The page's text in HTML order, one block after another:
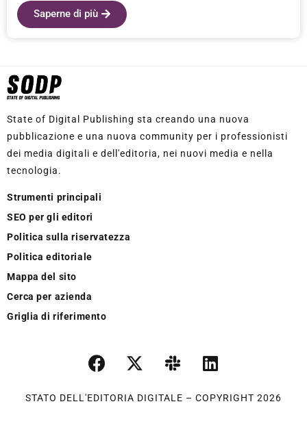
Saperne di più
State of Digital Publishing sta creando una nuova
pubblicazione e una nuova community per i professionisti
dei media digitali e dell'editoria, nei nuovi media e nella
tecnologia.
Strumenti principali
SEO per gli editori
Politica sulla riservatezza
Politica editoriale
Mappa del sito
Cerca per azienda
Griglia di riferimento
STATO DELL'EDITORIA DIGITALE – COPYRIGHT 2026